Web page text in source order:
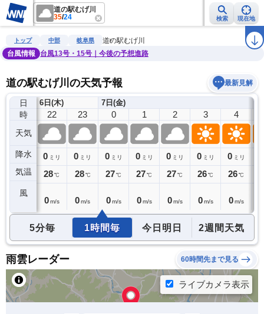
道の駅むげ川
35/24 検索 現在地
雨雲レーダー 台風情報 地震情報 ラ
トップ 中部 岐阜県
道の駅むげ川
台風情報
台風13号・15号｜今後の予想進路
道の駅むげ川の天気予報 最新見解
日
時
天気
降水
気温
風
6日(木)
21
0ミリ
29℃
22
0 ミリ
28℃
0 m/s
23
0 ミリ
28 ℃
0m/s
7日(金)
0
0 ミリ
27℃
0 m/s
1
0 ミリ
27℃
0 m/s
2
0 ミリ
27℃
0 m/s
3
0 ミリ
26℃
0 m/s
4
0 ミリ
26℃
0 m/s
5分毎 1時間毎 今日明日 2週間天気
雨雲レーダー 60時間先まで見る